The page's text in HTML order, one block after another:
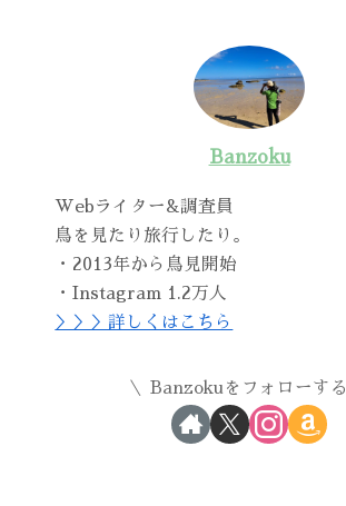
Banzoku
Webライター&調査員
鳥を見たり旅行したり。
・2013年から鳥見開始
・Instagram 1.2万人
＞＞＞詳しくはこちら
Banzokuをフォローする